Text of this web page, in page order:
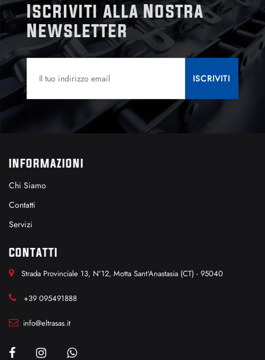
Iscriviti alla Nostra
Newsletter
INFORMAZIONI
Chi Siamo
Contatti
Servizi
CONTATTI
Strada Provinciale 13, N°12, Motta Sant'Anastasia (CT) - 95040
+39 095491888
info@eltrasas.it